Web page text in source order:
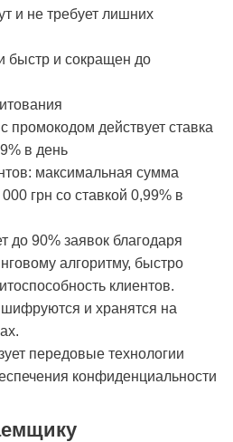
и не требует лишних
быстр и сокращен до
промокодом действует ставка
в день
максимальная сумма
грн со ставкой 0,99% в
до 90% заявок благодаря
алгоритму, быстро
клиентов.
и хранятся на
передовые технологии
конфиденциальности